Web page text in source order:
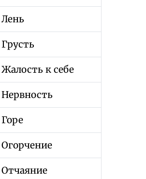
Лень
Грусть
Жалость к себе
Нервность
Горе
Огорчение
Отчаяние